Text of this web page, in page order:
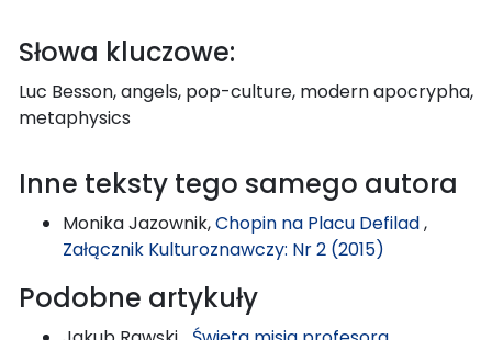
Słowa kluczowe:
Luc Besson, angels, pop-culture, modern apocrypha,
metaphysics
Inne teksty tego samego autora
Monika Jazownik,Chopin na Placu Defilad,
Załącznik Kulturoznawczy: Nr 2 (2015)
Podobne artykuły